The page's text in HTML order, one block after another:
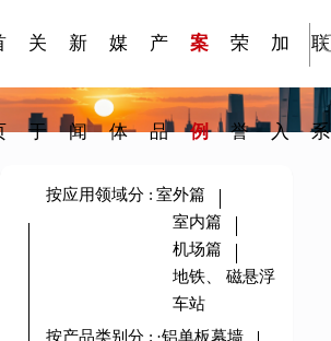
关
于
新
闻
媒
体
产
品
案
例
荣
誉
加
入
常见问题FAQ
联
系
按应用领域分 : 室外篇
室内篇
机场篇
地铁、 磁悬浮
车站
按产品类别分 : ·铝单板幕墙